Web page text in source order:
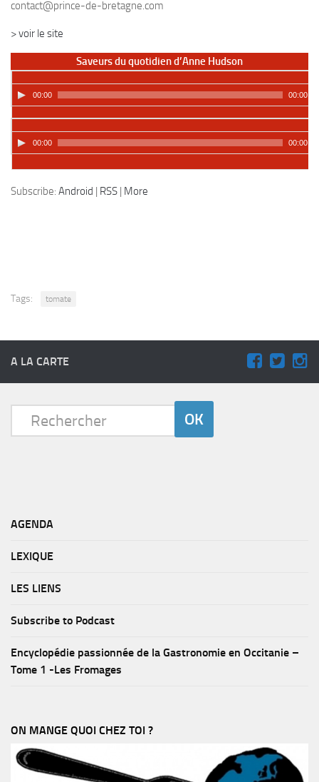
contact@prince-de-bretagne.com
> voir le site
Saveurs du quotidien d’Anne Hudson
00:00 00:00
00:00 00:00
Subscribe: Android RSS More
Tags: tomate
A LA CARTE
AGENDA
LEXIQUE
LES LIENS
Subscribe to Podcast
Encyclopédie passionnée de la Gastronomie en Occitanie –
Tome 1 -Les Fromages
ON MANGE QUOI CHEZ TOI ?